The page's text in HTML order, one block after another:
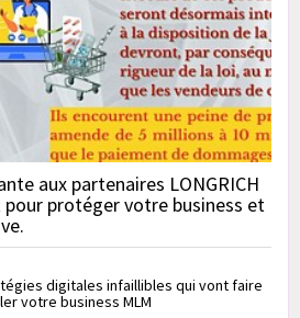
aux partenaires LONGRICH
protéger votre business et
digitales infaillibles qui vont faire
votre business MLM